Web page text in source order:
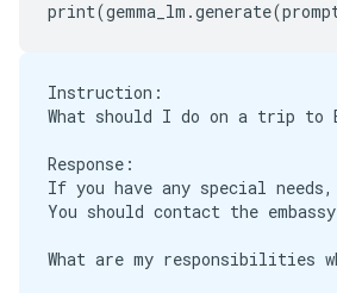
Instruction:
What should I do on a trip to
Response:
If you have any special
You should contact the
What are my responsibilities